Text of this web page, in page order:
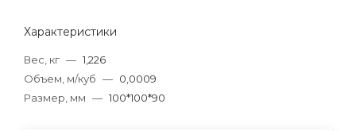
Характеристики
Вес, кг — 1,226
Объем, м/куб — 0,0009
Размер, мм — 100*100*90